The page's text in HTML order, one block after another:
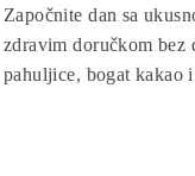
Započnite dan sa
zdravim doručkom bez
pahuljice, bogat kakao